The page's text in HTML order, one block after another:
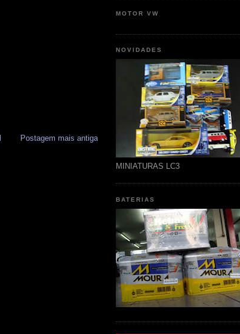
Postagem mais antiga
MOTOR VW
NOVIDADES
MINIATURAS LC3
BATERIAS